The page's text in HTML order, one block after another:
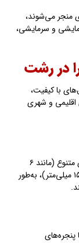
منجر می‌شوند،
و سرمایشی،
در رشت
با کیفیت،
اقلیمی و شهری
پنجره‌های دوجداره پادرا با ضخامت شیشه‌های متنوع (مانند ۶
میلی‌متر) و فاصله بهینه بین شیشه‌ها (۱۲ تا ۱۵۰ میلی‌متر)، به‌طور
با پنجره‌های